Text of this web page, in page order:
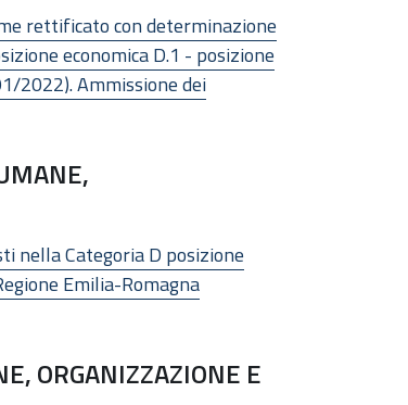
rettificato con determinazione
economica D.1 - posizione
2022). Ammissione dei
nella Categoria D posizione
Emilia-Romagna
ORGANIZZAZIONE E